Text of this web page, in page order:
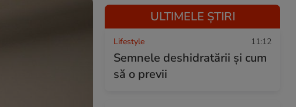
ULTIMELE ȘTIRI
Lifestyle 11:12
Semnele deshidratării și cum
să o previi